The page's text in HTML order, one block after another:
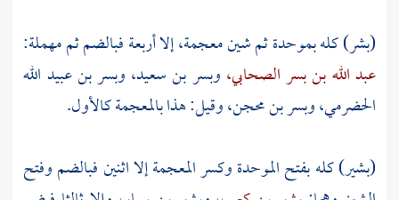
(بشر) كله بموحدة ثم شين معجمة، إلا أربعة فبالضم ثم مهملة:
عبد الله بن بسر الصحابي، وبسر بن سعيد، وبسر بن عبيد الله
الحضرمي،وبسر بن محجن،وقيل: هذا بالمعجمة كالأول.
(بشير) كله بفتح الموحدة وكسر المعجمة إلا اثنين فبالضم وفتح